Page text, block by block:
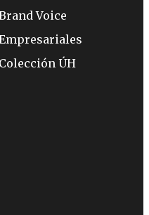
Voice
Colección ÚH